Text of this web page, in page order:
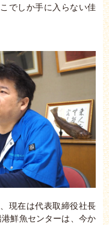
でしか手に入らない佳
現在は代表取締役社長
鮮魚センターは、今か